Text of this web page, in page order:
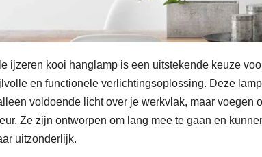
ijzeren kooi hanglamp is een uitstekende keuze
en functionele verlichtingsoplossing. Deze
voldoende licht over je werkvlak, maar voegen
Ze zijn ontworpen om lang mee te gaan en
uitzonderlijk.